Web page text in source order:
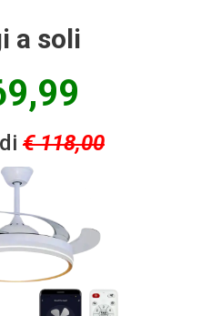
a soli
€ 118,00